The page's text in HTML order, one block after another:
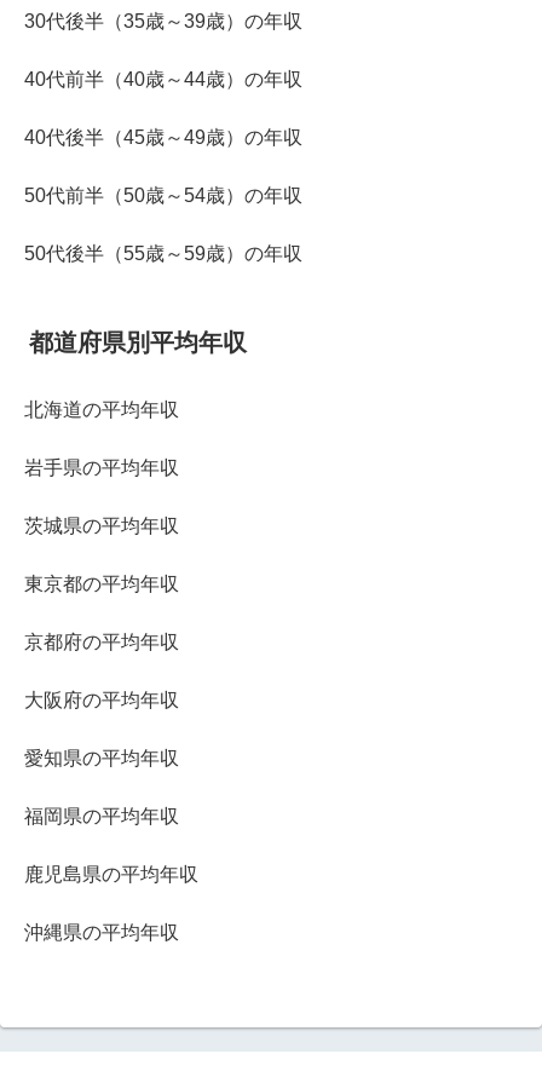
30代後半（35歳～39歳）の年収
40代前半（40歳～44歳）の年収
40代後半（45歳～49歳）の年収
50代前半（50歳～54歳）の年収
50代後半（55歳～59歳）の年収
都道府県別平均年収
北海道の平均年収
岩手県の平均年収
茨城県の平均年収
東京都の平均年収
京都府の平均年収
大阪府の平均年収
愛知県の平均年収
福岡県の平均年収
鹿児島県の平均年収
沖縄県の平均年収